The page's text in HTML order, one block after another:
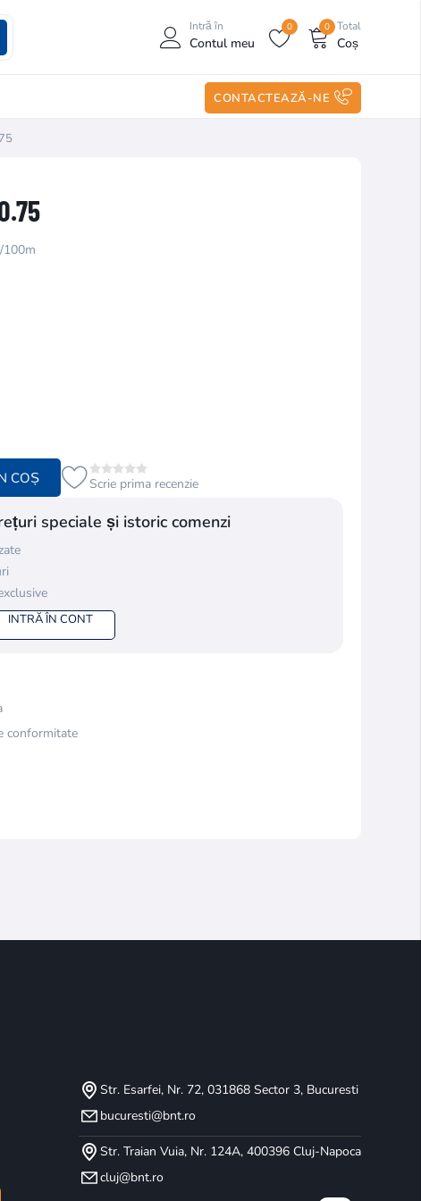
Intră în
Contul meu
0 Total
Coș
0
CONTACTEAZĂ-NE
100m
COȘ Scrie prima recenzie
speciale și istoric comenzi
INTRĂ ÎN CONT
conformitate
Str. Esarfei, Nr. 72, 031868 Sector 3, Bucuresti
bucuresti@bnt.ro
Str. Traian Vuia, Nr. 124A, 400396 Cluj-Napoca
cluj@bnt.ro